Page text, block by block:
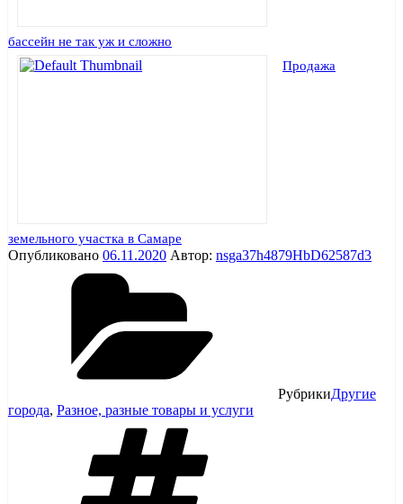
бассейн не так уж и сложно
Продажа
земельного участка в Самаре
Опубликовано 06.11.2020 Автор: nsga37h4879HbD62587d3
РубрикиДругие
города, Разное, разные товары и услуги